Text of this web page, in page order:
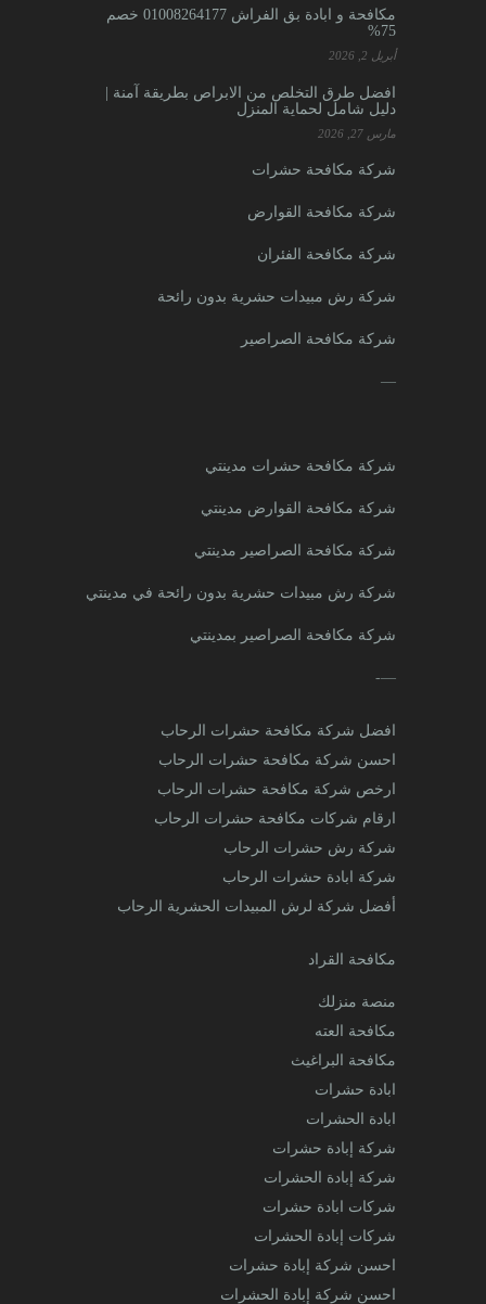
مكافحة و ابادة بق الفراش 01008264177 خصم
75%
أبريل 2, 2026
افضل طرق التخلص من الابراص بطريقة آمنة |
دليل شامل لحماية المنزل
مارس 27, 2026
شركة مكافحة حشرات
شركة مكافحة القوارض
شركة مكافحة الفئران
شركة رش مبيدات حشرية بدون رائحة
شركة مكافحة الصراصير
—
شركة مكافحة حشرات مدينتي
شركة مكافحة القوارض مدينتي
شركة مكافحة الصراصير مدينتي
شركة رش مبيدات حشرية بدون رائحة في مدينتي
شركة مكافحة الصراصير بمدينتي
—-
افضل شركة مكافحة حشرات الرحاب
احسن شركة مكافحة حشرات الرحاب
ارخص شركة مكافحة حشرات الرحاب
ارقام شركات مكافحة حشرات الرحاب
شركة رش حشرات الرحاب
شركة ابادة حشرات الرحاب
أفضل شركة لرش المبيدات الحشرية الرحاب
مكافحة القراد
منصة منزلك
مكافحة العته
مكافحة البراغيث
ابادة حشرات
ابادة الحشرات
شركة إبادة حشرات
شركة إبادة الحشرات
شركات ابادة حشرات
شركات إبادة الحشرات
احسن شركة إبادة حشرات
احسن شركة إبادة الحشرات